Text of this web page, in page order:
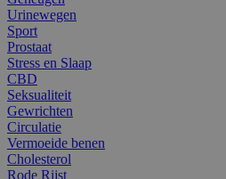
Urinewegen
Sport
Prostaat
Stress en Slaap
CBD
Seksualiteit
Gewrichten
Circulatie
Vermoeide benen
Cholesterol
Rode Rijst